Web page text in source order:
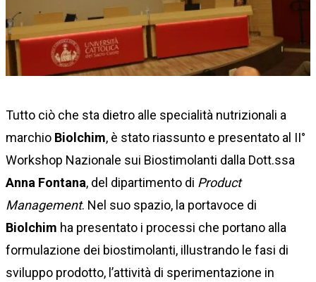
Tutto ciò che sta dietro alle specialità nutrizionali a
marchio Biolchim, è stato riassunto e presentato al II°
Workshop Nazionale sui Biostimolanti dalla Dott.ssa
Anna Fontana, del dipartimento di Product
Management. Nel suo spazio, la portavoce di
Biolchim ha presentato i processi che portano alla
formulazione dei biostimolanti, illustrando le fasi di
sviluppo prodotto, l’attività di sperimentazione in